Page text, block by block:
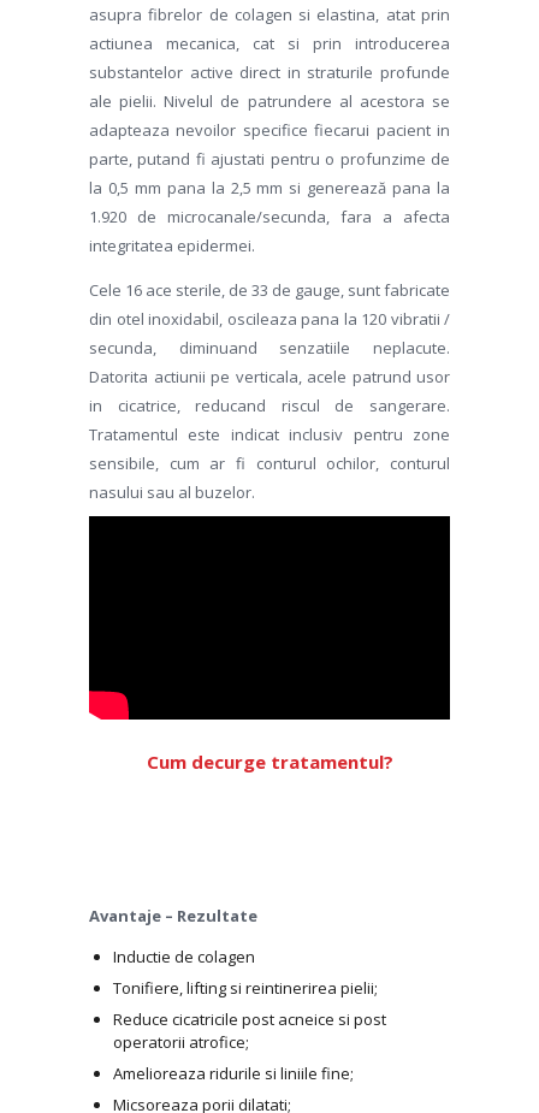
asupra fibrelor de colagen si elastina, atat prin
actiunea mecanica, cat si prin introducerea
substantelor active direct in straturile profunde
ale pielii. Nivelul de patrundere al acestora se
adapteaza nevoilor specifice fiecarui pacient in
parte, putand fi ajustati pentru o profunzime de
la 0,5 mm pana la 2,5 mm si generează pana la
1.920 de microcanale/secunda, fara a afecta
integritatea epidermei.
Cele 16 ace sterile, de 33 de gauge, sunt fabricate
din otel inoxidabil, oscileaza pana la 120 vibratii /
secunda, diminuand senzatiile neplacute.
Datorita actiunii pe verticala, acele patrund usor
in cicatrice, reducand riscul de sangerare.
Tratamentul este indicat inclusiv pentru zone
sensibile, cum ar fi conturul ochilor, conturul
nasului sau al buzelor.
Cum decurge tratamentul?
Avantaje – Rezultate
Inductie de colagen
Tonifiere, lifting si reintinerirea pielii;
Reduce cicatricile post acneice si post
operatorii atrofice;
Amelioreaza ridurile si liniile fine;
Micsoreaza porii dilatati;